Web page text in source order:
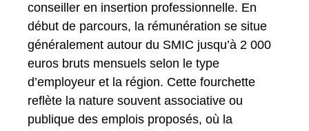
conseiller en insertion professionnelle. En
début de parcours, la rémunération se situe
généralement autour du SMIC jusqu’à 2 000
euros bruts mensuels selon le type
d’employeur et la région. Cette fourchette
reflète la nature souvent associative ou
publique des emplois proposés, où la